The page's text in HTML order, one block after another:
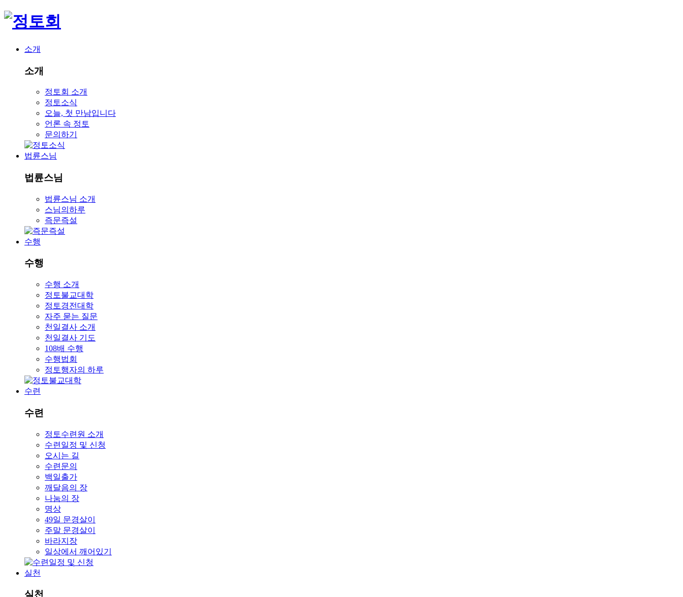
소개
소개
정토회 소개
정토소식
오늘, 첫 만남입니다
언론 속 정토
문의하기
법륜스님
법륜스님
법륜스님 소개
스님의하루
즉문즉설
수행
수행
수행 소개
정토불교대학
정토경전대학
자주 묻는 질문
천일결사 소개
천일결사 기도
108배 수행
수행법회
정토행자의 하루
수련
수련
정토수련원 소개
수련일정 및 신청
오시는 길
수련문의
백일출가
깨달음의 장
나눔의 장
명상
49일 문경살이
주말 문경살이
바라지장
일상에서 깨어있기
실천
실천